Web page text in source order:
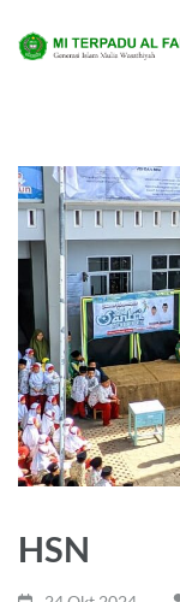
ke
MI
Terwujudnya
HSN